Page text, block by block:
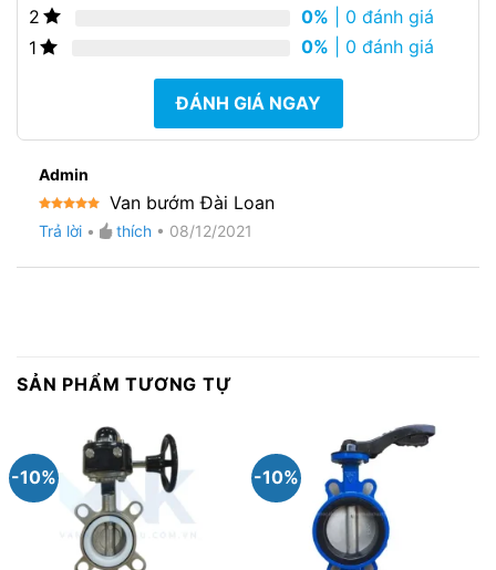
2
0% | 0 đánh giá
1
0% | 0 đánh giá
ĐÁNH GIÁ NGAY
Admin
Được xếp
hạng55
Van bướm Đài Loan
Trả lời • thích • 08/12/2021
SẢN PHẨM TƯƠNG TỰ
-10% -10%